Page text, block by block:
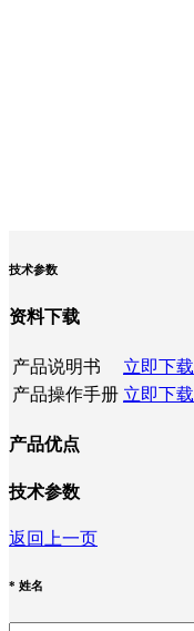
技术参数
资料下载
产品说明书
立即下载
产品操作手册 立即下载
产品优点
技术参数
返回上一页
* 姓名